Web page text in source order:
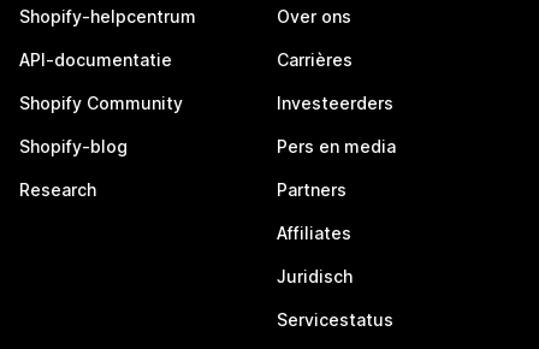
Shopify-helpcentrum
API-documentatie
Shopify Community
Shopify-blog
Research
Over ons
Carrières
Investeerders
Pers en media
Partners
Affiliates
Juridisch
Servicestatus